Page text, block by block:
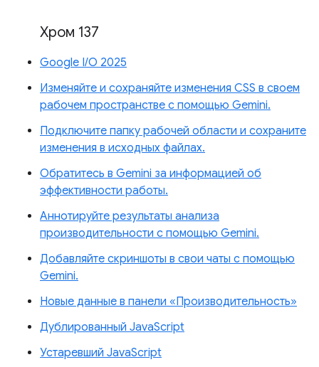
Хром 137
Google I/O 2025
Изменяйте и сохраняйте изменения CSS в своем
рабочем пространстве с помощью Gemini.
Подключите папку рабочей области и сохраните
изменения в исходных файлах.
Обратитесь в Gemini за информацией об
эффективности работы.
Аннотируйте результаты анализа
производительности с помощью Gemini.
Добавляйте скриншоты в свои чаты с помощью
Gemini.
Новые данные в панели «Производительность»
Дублированный JavaScript
Устаревший JavaScript